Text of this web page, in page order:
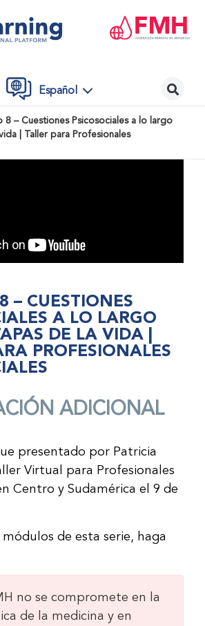
Español
8 – Cuestiones Psicosociales a lo largo
| Taller para Profesionales
– CUESTIONES
A LO LARGO
DE LA VIDA |
PROFESIONALES
ADICIONAL
presentado por Patricia
Virtual para Profesionales
Centro y Sudamérica el 9 de
de esta serie, haga
no se compromete en la
de la medicina y en